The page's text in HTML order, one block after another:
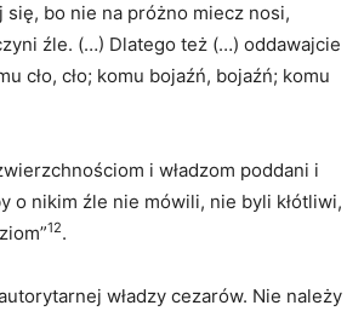
bo nie na próżno miecz nosi,
źle. (…) Dlatego też (…) oddawajcie
cło, cło; komu bojaźń, bojaźń; komu
i władzom poddani i
o nikim źle nie mówili, nie byli kłótliwi,
12.
władzy cezarów. Nie należy